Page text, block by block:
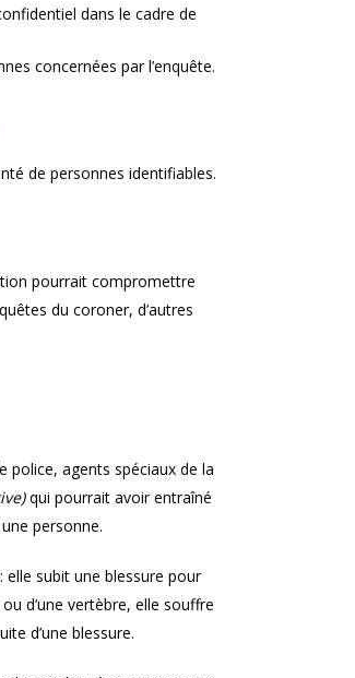
dans le cadre de
concernées par l’enquête.
de personnes identifiables.
pourrait compromettre
du coroner, d’autres
police, agents spéciaux de la
qui pourrait avoir entraîné
personne.
elle subit une blessure pour
d’une vertèbre, elle souffre
d’une blessure.